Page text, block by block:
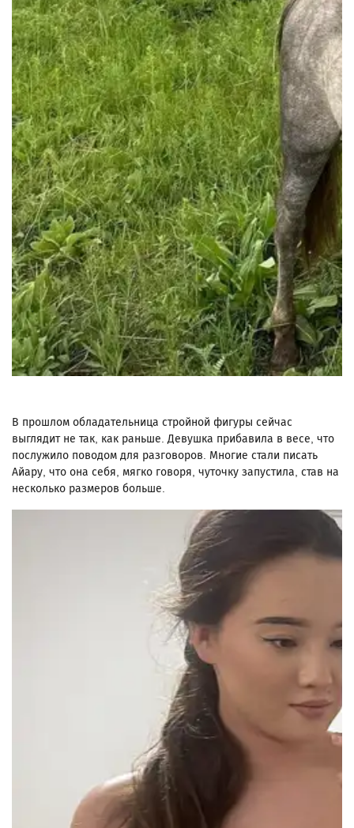
В прошлом обладательница стройной фигуры сейчас
выглядит не так, как раньше. Девушка прибавила в весе, что
послужило поводом для разговоров. Многие стали писать
Айару, что она себя, мягко говоря, чуточку запустила, став на
несколько размеров больше.